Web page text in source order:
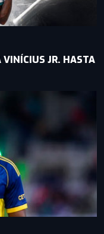
VINÍCIUS JR. HASTA